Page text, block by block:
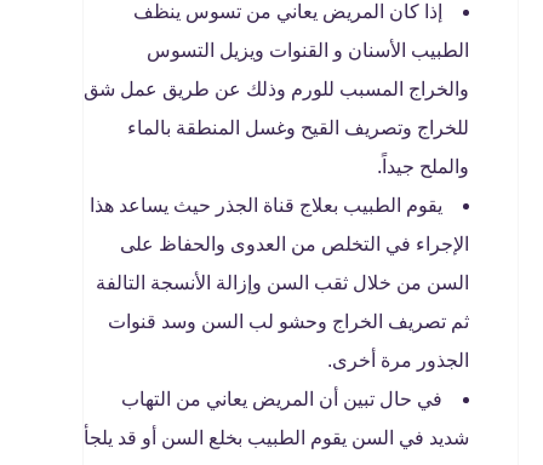
إذا كان المريض يعاني من تسوس ينظف
الطبيب الأسنان و القنوات ويزيل التسوس
والخراج المسبب للورم وذلك عن طريق عمل شق
للخراج وتصريف القيح وغسل المنطقة بالماء
والملح جيداً.
يقوم الطبيب بعلاج قناة الجذر حيث يساعد هذا
الإجراء في التخلص من العدوى والحفاظ على
السن من خلال ثقب السن وإزالة الأنسجة التالفة
ثم تصريف الخراج وحشو لب السن وسد قنوات
الجذور مرة أخرى.
في حال تبين أن المريض يعاني من التهاب
شديد في السن يقوم الطبيب بخلع السن أو قد يلجأ